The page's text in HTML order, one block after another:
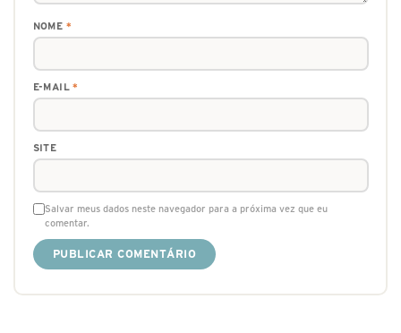
NOME *
E-MAIL*
SITE
Salvar meus dados neste navegador para a próxima vez que eu
comentar.